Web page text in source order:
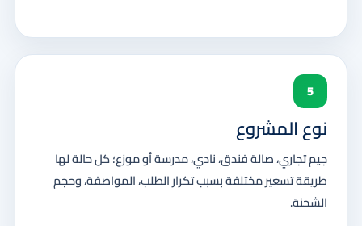
5
نوع المشروع
جيم تجاري، صالة فندق، نادي، مدرسة أو موزع؛ كل حالة لها
طريقة تسعير مختلفة بسبب تكرار الطلب، المواصفة، وحجم
الشحنة.